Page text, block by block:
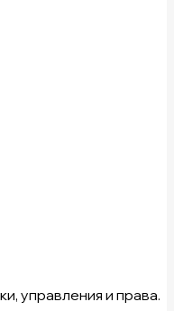
управления и права.